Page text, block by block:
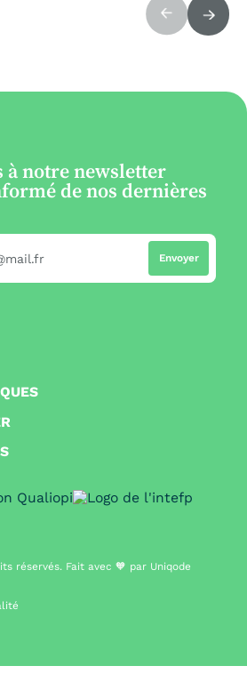
à notre newsletter
de nos dernières
réservés. Fait avec 🧡 par Uniqode